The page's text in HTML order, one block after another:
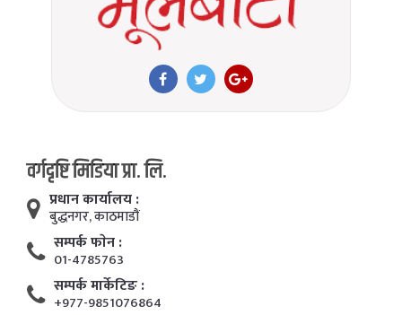
वर्गदृष्टि मिडिया प्रा. लि.
प्रधान कार्यालय :
बुद्धनगर, काठमाडाैं
सम्पर्क फाेन :
01-4785763
सम्पर्क मार्केटिङ :
+977-9851076864